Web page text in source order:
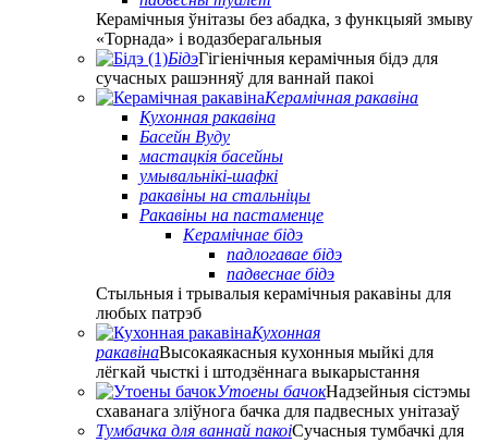
Керамічныя ўнітазы без абадка, з функцыяй змыву
«Торнада» і водазберагальныя
БідэГігіенічныя керамічныя бідэ для
сучасных рашэнняў для ваннай пакоі
Керамічная ракавіна
Кухонная ракавіна
Басейн Вуду
мастацкія басейны
умывальнікі-шафкі
ракавіны на стальніцы
Ракавіны на пастаменце
Керамічнае бідэ
падлогавае бідэ
падвеснае бідэ
Стыльныя і трывалыя керамічныя ракавіны для
любых патрэб
Кухонная
ракавінаВысокаякасныя кухонныя мыйкі для
лёгкай чысткі і штодзённага выкарыстання
Утоены бачокНадзейныя сістэмы
схаванага зліўнога бачка для падвесных унітазаў
Тумбачка для ваннай пакоіСучасныя тумбачкі для